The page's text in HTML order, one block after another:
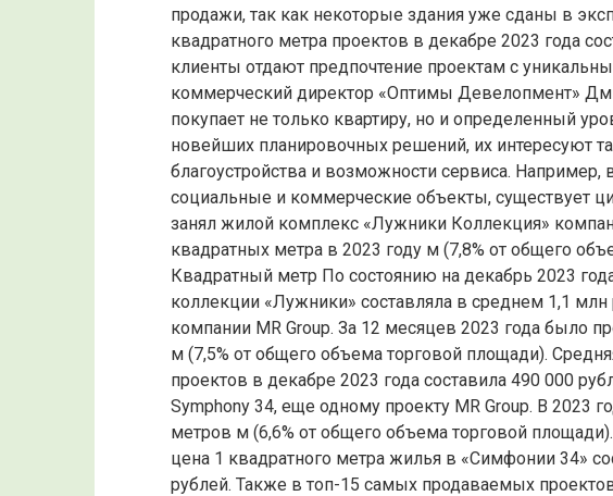
продажи, так как некоторые здания уже сданы в
квадратного метра проектов в декабре 2023 года
клиенты отдают предпочтение проектам с
коммерческий директор «Оптимы Девелопмент»
покупает не только квартиру, но и определенный
новейших планировочных решений, их интересуют
благоустройства и возможности сервиса. Например,
социальные и коммерческие объекты, существует
занял жилой комплекс «Лужники Коллекция»
квадратных метра в 2023 году м (7,8% от общего
Квадратный метр По состоянию на декабрь 2023
коллекции «Лужники» составляла в среднем 1,1
компании MR Group. За 12 месяцев 2023 года было
м (7,5% от общего объема торговой площади).
проектов в декабре 2023 года составила 490 000
Symphony 34, еще одному проекту MR Group. В 2023
метров м (6,6% от общего объема торговой
цена 1 квадратного метра жилья в «Симфонии 34»
рублей. Также в топ-15 самых продаваемых